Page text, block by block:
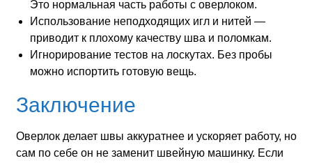
Это нормальная часть работы с оверлоком.
Использование неподходящих игл и нитей —
приводит к плохому качеству шва и поломкам.
Игнорирование тестов на лоскутах. Без пробы
можно испортить готовую вещь.
Заключение
Оверлок делает швы аккуратнее и ускоряет работу, но
сам по себе он не заменит швейную машинку. Если